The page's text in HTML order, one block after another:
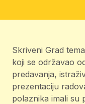
Skriveni Grad
koji se održavao
predavanja,
prezentaciju
polaznika imali su